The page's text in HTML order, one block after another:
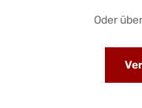
Oder